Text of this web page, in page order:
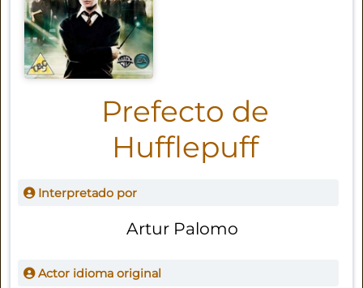
Prefecto de
Hufflepuff
Interpretado por
Artur Palomo
Actor idioma original